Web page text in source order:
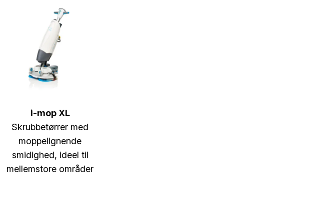
i-mop XL
Skrubbetørrer med
moppelignende
smidighed, ideel til
mellemstore områder